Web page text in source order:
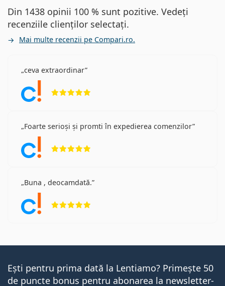
Din 1438 opinii 100 % sunt pozitive. Vedeți
recenziile clienților selectați.
Mai multe recenzii pe Compari.ro.
ceva extraordinar
Foarte serioși și promti în expedierea comenzilor
Buna , deocamdată.
Ești pentru prima dată la Lentiamo? Primește 50
de puncte bonus pentru abonarea la newsletter-